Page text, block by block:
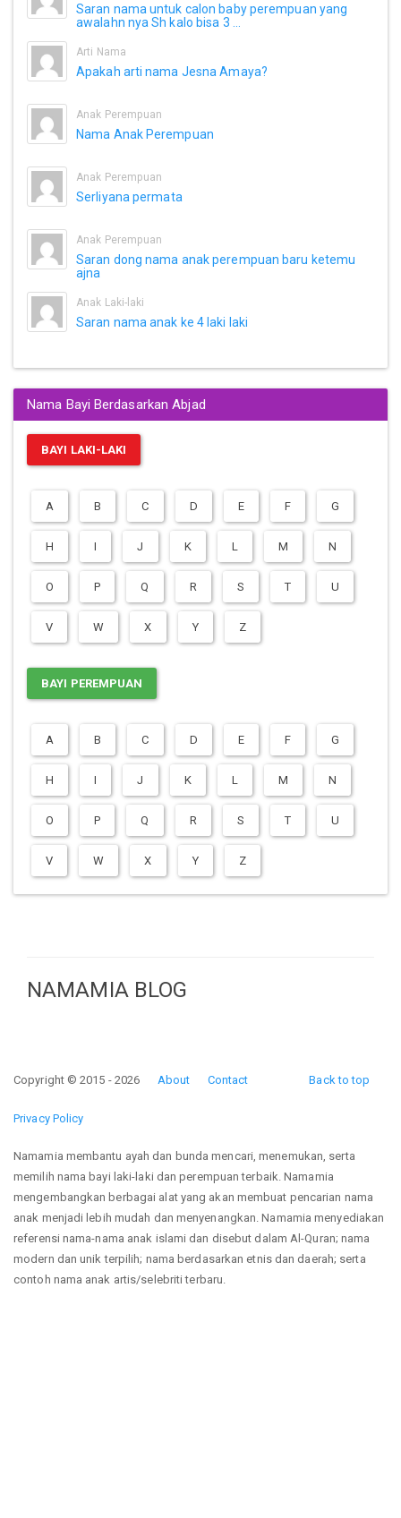
Saran nama untuk calon baby perempuan yang
awalahn nya Sh kalo bisa 3 ...
Arti Nama
Apakah arti nama Jesna Amaya?
Anak Perempuan
Nama Anak Perempuan
Anak Perempuan
Serliyana permata
Anak Perempuan
Saran dong nama anak perempuan baru ketemu
ajna
Anak Laki-laki
Saran nama anak ke 4 laki laki
Nama Bayi Berdasarkan Abjad
BAYI LAKI-LAKI
A B C D E F G
H I J K L M N
O P Q R S T U
V W X Y Z
BAYI PEREMPUAN
A B C D E F G
H I J K L M N
O P Q R S T U
V W X Y Z
NAMAMIA BLOG
Back to top
Copyright © 2015 - 2026 About Contact
Privacy Policy
Namamia membantu ayah dan bunda mencari, menemukan, serta
memilih nama bayi laki-laki dan perempuan terbaik. Namamia
mengembangkan berbagai alat yang akan membuat pencarian nama
anak menjadi lebih mudah dan menyenangkan. Namamia menyediakan
referensi nama-nama anak islami dan disebut dalam Al-Quran; nama
modern dan unik terpilih; nama berdasarkan etnis dan daerah; serta
contoh nama anak artis/selebriti terbaru.